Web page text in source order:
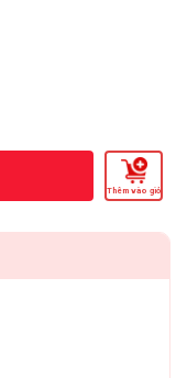
Thêm vào giỏ